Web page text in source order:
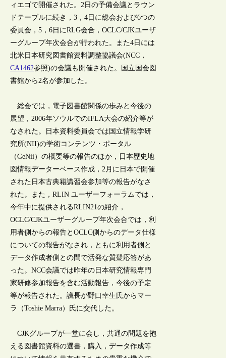
ィエゴで開催された。2日の予備会議とラウン
ドテーブルに続き，3，4日に総会および6つの
委員会，5，6日にRLG会合，OCLC/CJKユーザ
ーグループ年次会合が行われた。また4日には
北米日本研究図書館資料調整協議会(NCC，
CA1462参照)の会議も開催された。国立国会図
書館から2名が参加した。
総会では，電子図書館関係の歩みと今後の
展望，2006年ソウルでのIFLA大会の紹介等が
なされた。日本資料委員会では国立情報学研
究所(NII)の学術コンテンツ・ポータル
（GeNii）の概要等の報告のほか，日本歴史地
図情報データーベース作成，2月に日本で開催
された日本古典籍講習会参加等の報告がなさ
れた。また，RLIN ユーザーフォーラムでは，
今年中に提供されるRLIN21の紹介，
OCLC/CJKユーザーグループ年次会合では，利
用者側からの報告とOCLC側からのデータ仕様
についての報告がなされ，ともに利用者側と
データ作成者側との間で活発な質疑応答があ
った。NCC会議では昨年の日本研究情報専門
家研修参加報告を含む活動報告，今後の予定
等が報告された。議長が野口幸生氏からマー
ラ（Toshie Marra）氏に交代した。
CJKグループが一堂に会し，共通の問題を抱
える図書館資料の選書，購入，データ作成等